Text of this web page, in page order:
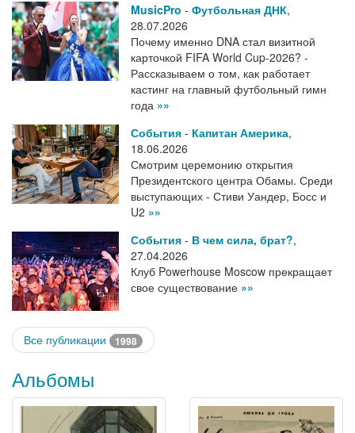
MusicPro - Футбольная ДНК,
28.07.2026
Почему именно DNA стал визитной
карточкой FIFA World Cup-2026? -
Рассказываем о том, как работает
кастинг на главный футбольный гимн
года »»
События - Капитан Америка,
18.06.2026
Смотрим церемонию открытия
Президентского центра Обамы. Среди
выступающих - Стиви Уандер, Босс и
U2 »»
События - В чем сила, брат?,
27.04.2026
Клуб Powerhouse Moscow прекращает
свое существование »»
Все публикации 1998
Альбомы